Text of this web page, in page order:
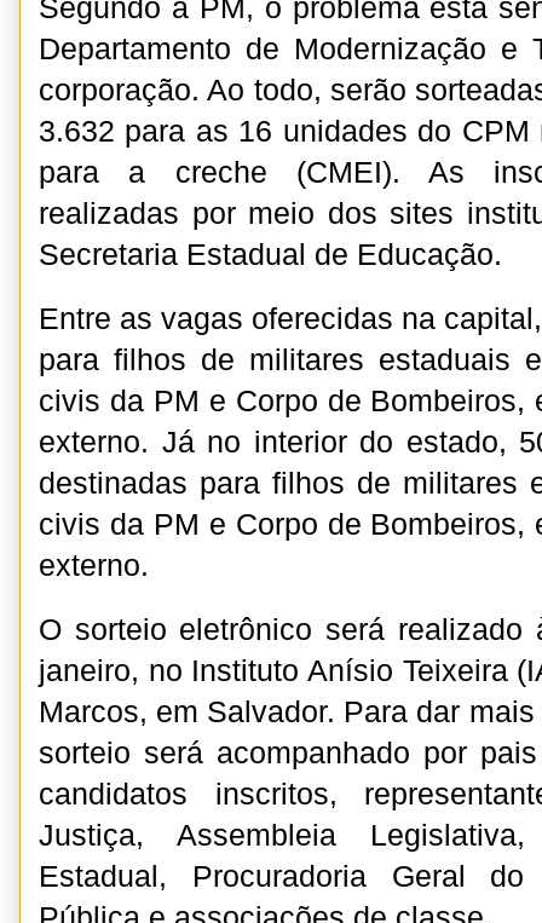
Segundo a PM, o problema está
Departamento de Modernização e
corporação. Ao todo, serão
3.632 para as 16 unidades do
para a creche (CMEI). As
realizadas por meio dos sites
Secretaria Estadual de Educação.
Entre as vagas oferecidas na
para filhos de militares estaduais
civis da PM e Corpo de Bombeiros,
externo. Já no interior do estado,
destinadas para filhos de militares
civis da PM e Corpo de Bombeiros,
externo.
O sorteio eletrônico será
janeiro, no Instituto Anísio Teixeira
Marcos, em Salvador. Para dar
sorteio será acompanhado por
candidatos inscritos,
Justiça, Assembleia
Estadual, Procuradoria Geral do